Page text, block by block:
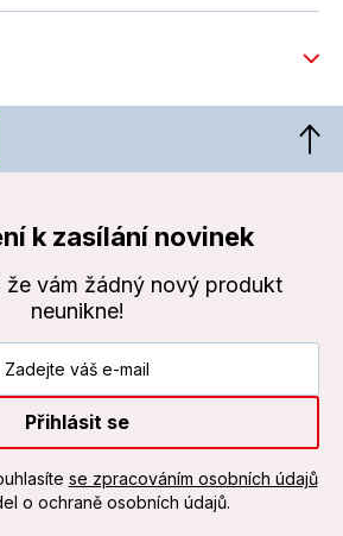
k zasílání novinek
že vám žádný nový produkt
neunikne!
Přihlásit se
se zpracováním osobních údajů
o ochraně osobních údajů.